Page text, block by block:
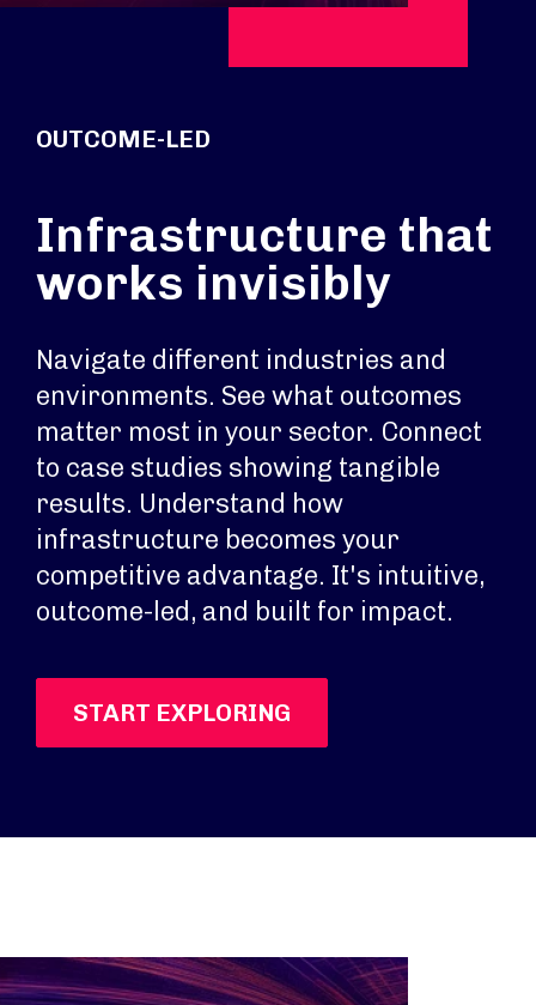
OUTCOME-LED
Infrastructure that
works invisibly
Navigate different industries and
environments. See what outcomes
matter most in your sector. Connect
to case studies showing tangible
results. Understand how
infrastructure becomes your
competitive advantage. It's intuitive,
outcome-led, and built for impact.
START EXPLORING